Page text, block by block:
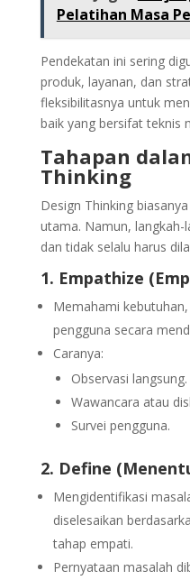
Pelatihan Masa
Pendekatan ini sering
produk, layanan, dan
fleksibilitasnya untuk
baik yang bersifat teknis
Tahapan
Thinking
Design Thinking
utama. Namun, langkah-
dan tidak selalu harus
1. Empathize
Memahami
pengguna secara
Caranya:
Observasi langsung.
Wawancara atau
Survei pengguna.
2. Define
Mengidentifikasi
diselesaikan
tahap empati.
Pernyataan masalah